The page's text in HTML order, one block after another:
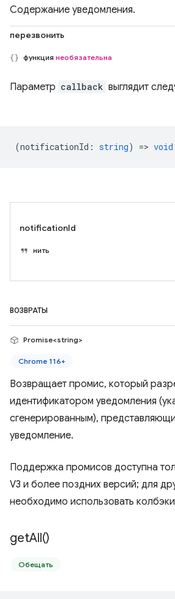
Содержание уведомления.
перезвонить
функция необязательна
Параметр callback выглядит
(notificationId : string) => void
notificationId
нить
ВОЗВРАТЫ
Promise<string>
Chrome 116+
Возвращает промис, который
идентификатором уведомления
сгенерированным),
уведомление.
Поддержка промисов доступна
V3 и более поздних версий; для
необходимо использовать
getAll()
Обещать